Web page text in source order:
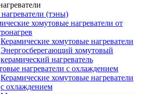
(тэны)
хомутовые нагреватели от
Керамические хомутовые нагреватели
Энергосберегающий хомутовый
керамический нагреватель
нагреватели с охлаждением
Керамические хомутовые нагреватели
с охлаждением